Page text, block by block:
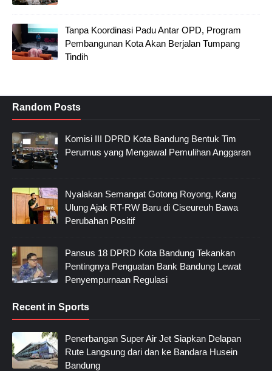
Tanpa Koordinasi Padu Antar OPD, Program
Pembangunan Kota Akan Berjalan Tumpang
Tindih
Random Posts
Komisi III DPRD Kota Bandung Bentuk Tim
Perumus yang Mengawal Pemulihan Anggaran
Nyalakan Semangat Gotong Royong, Kang
Ulung Ajak RT-RW Baru di Ciseureuh Bawa
Perubahan Positif
Pansus 18 DPRD Kota Bandung Tekankan
Pentingnya Penguatan Bank Bandung Lewat
Penyempurnaan Regulasi
Recent in Sports
Penerbangan Super Air Jet Siapkan Delapan
Rute Langsung dari dan ke Bandara Husein
Bandung